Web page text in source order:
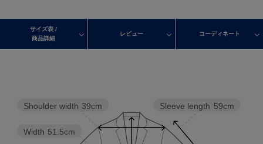
サイズ表 /
商品詳細
レビュー コーディネート
Sleeve length 59cm
Width 51.5cm
Shoulder width 39cm